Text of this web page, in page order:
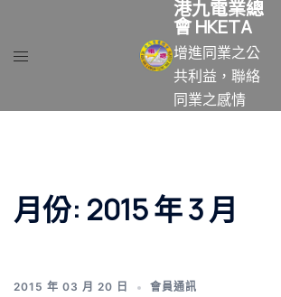
港九電業總
會 HKETA
增進同業之公
共利益，聯絡
同業之感情
月份: 2015 年 3 月
2015 年 03 月 20 日 會員通訊